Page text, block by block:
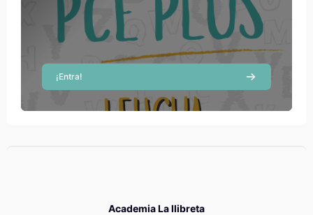
¡Entra!
Academia La llibreta